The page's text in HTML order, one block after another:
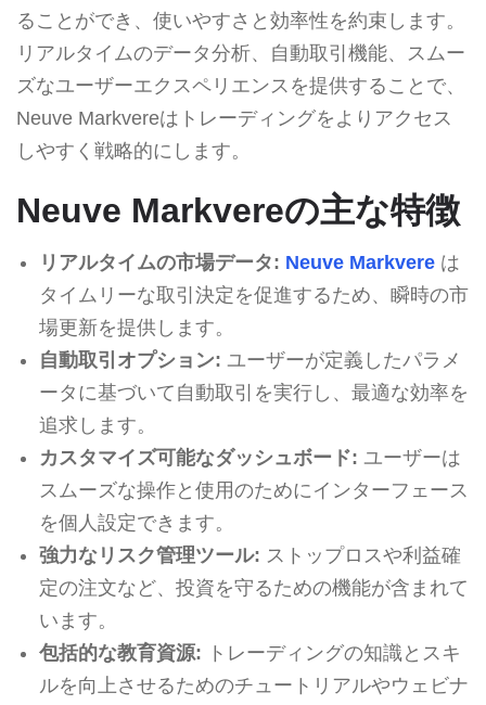
ることができ、使いやすさと効率性を約束します。
リアルタイムのデータ分析、自動取引機能、スムー
ズなユーザーエクスペリエンスを提供することで、
Neuve Markvereはトレーディングをよりアクセス
しやすく戦略的にします。
Neuve Markvereの主な特徴
リアルタイムの市場データ: Neuve Markvereは
タイムリーな取引決定を促進するため、瞬時の市
場更新を提供します。
自動取引オプション: ユーザーが定義したパラメ
ータに基づいて自動取引を実行し、最適な効率を
追求します。
カスタマイズ可能なダッシュボード: ユーザーは
スムーズな操作と使用のためにインターフェース
を個人設定できます。
強力なリスク管理ツール: ストップロスや利益確
定の注文など、投資を守るための機能が含まれて
います。
包括的な教育資源: トレーディングの知識とスキ
ルを向上させるためのチュートリアルやウェビナ